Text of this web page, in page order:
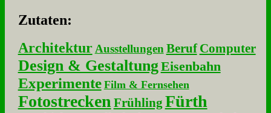
Zu­ta­ten:
Architektur Ausstellungen Beruf Computer
Design & GestaltungEisenbahn
Experimente Film & Fernsehen
Fotostrecken Frühling Fürth